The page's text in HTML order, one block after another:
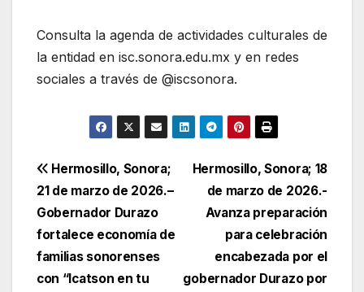
Consulta la agenda de actividades culturales de
la entidad en isc.sonora.edu.mx y en redes
sociales a través de @iscsonora.
Navegación
de
entradas
Hermosillo, Sonora; 18
de marzo de 2026.-
Avanza preparación
para celebración
encabezada por el
gobernador Durazo por
Hermosillo, Sonora;
21 de marzo de 2026.–
Gobernador Durazo
fortalece economía de
familias sonorenses
con “Icatson en tu